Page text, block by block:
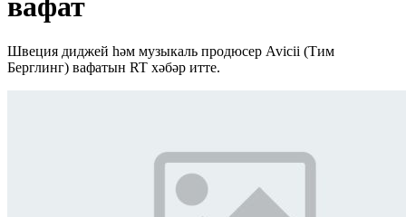
вафат
Швеция диджей һәм музыкаль продюсер Avicii (Тим
Берглинг) вафатын RT хәбәр итте.